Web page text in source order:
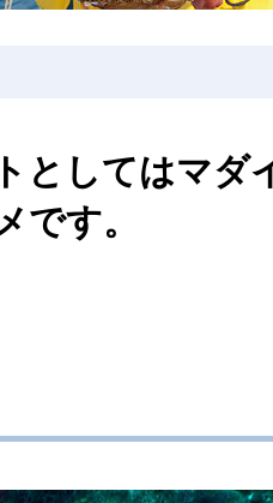
としてはマダ
です。